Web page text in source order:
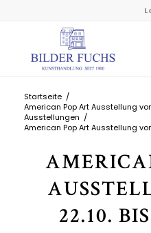
Startseite /
American Pop Art Ausstellung vom
Ausstellungen /
American Pop Art Ausstellung vom
22.10.